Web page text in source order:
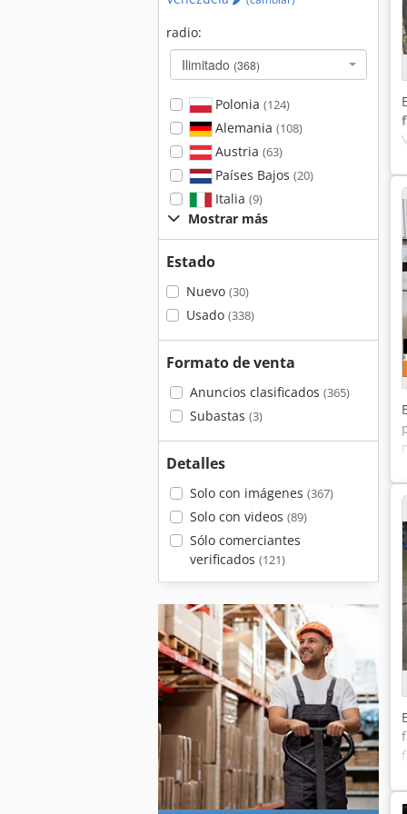
radio:
Ilimitado (368)
Polonia (124)
Alemania (108)
Austria (63)
Países Bajos (20)
Italia (9)
Mostrar más
Estado
Nuevo (30)
Usado (338)
Formato de venta
Anuncios clasificados (365)
Subastas (3)
Detalles
Solo con imágenes (367)
Solo con videos (89)
Sólo comerciantes
verificados (121)